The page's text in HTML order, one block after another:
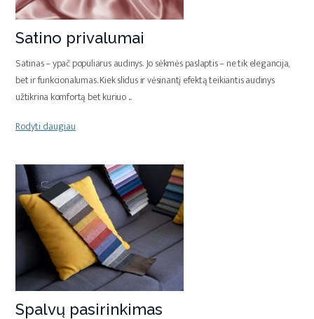
Satino privalumai
Satinas – ypač populiarus audinys. Jo sėkmės paslaptis – ne tik elegancija,
bet ir funkcionalumas. Kiek slidus ir vėsinantį efektą teikiantis audinys
užtikrina komfortą bet kuriuo...
Rodyti daugiau
Spalvų pasirinkimas